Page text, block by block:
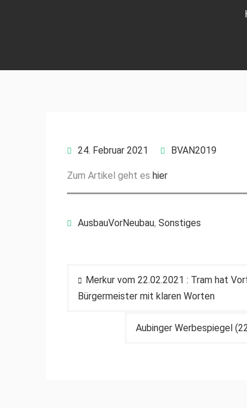
24. Februar 2021 BVAN2019
Zum Artikel geht es hier
AusbauVorNeubau, Sonstiges
Beitragsnavigation
Merkur vom 22.02.2021 : Tram hat
Bürgermeister mit klaren Worten
Aubinger Werbespiegel